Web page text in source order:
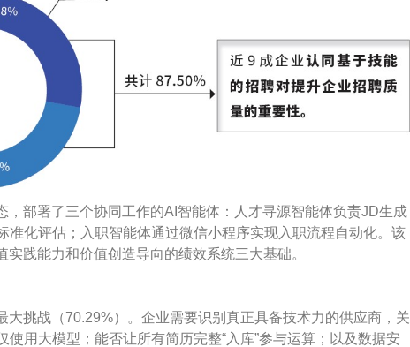
，部署了三个协同工作的AI智能体：人才寻源智能体负责JD生成
准化评估；入职智能体通过微信小程序实现入职流程自动化。该
践能力和价值创造导向的绩效系统三大基础。
挑战（70.29%）。企业需要识别真正具备技术力的供应商，关
用大模型；能否让所有简历完整“入库”参与运算；以及数据安